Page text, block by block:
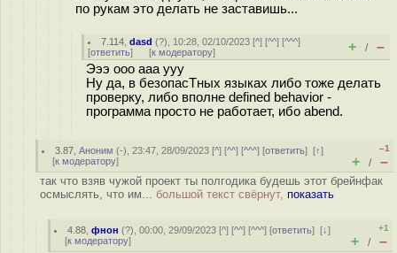
по рукам это делать не заставишь...
7.114 ,dasd (?), 10:28, 02/10/2023 [^] [^^] [^^^]
[ответить] [к модератору] + / –
Эээ ооо ааа ууу
Ну да, в безопасТных языках либо тоже делать
проверку, либо вполне defined behavior -
программа просто не работает, ибо abend.
3.87 ,Аноним (-), 23:47, 28/09/2023 [^] [^^] [^^^] [ответить][↑]
[к модератору]
–1
+ / –
так что взяв чужой проект ты полгодика будешь этот брейнфак
осмыслять, что им... большой текст свёрнут, показать
4.88 ,фнон (?), 00:00, 29/09/2023 [^] [^^] [^^^] [ответить][↓]
[к модератору]
+1
+ / –